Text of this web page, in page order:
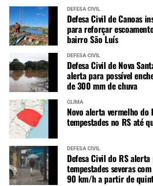
DEFESA CIVIL
Defesa Civil de Canoas
para reforçar
bairro São Luís
DEFESA CIVIL
Defesa Civil de Nova
alerta para possível
de 300 mm de chuva
CLIMA
Novo alerta vermelho do
tempestades no RS até
DEFESA CIVIL
Defesa Civil do RS alerta
tempestades severas
90 km/h a partir de